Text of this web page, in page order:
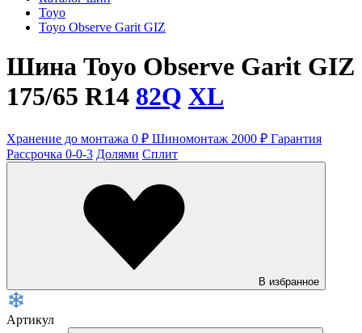
Toyo
Toyo Observe Garit GIZ
Шина Toyo Observe Garit GIZ
175/65 R14 82Q XL
Хранение до монтажа 0 ₽ Шиномонтаж 2000 ₽ Гарантия
Рассрочка 0-0-3 Долями Сплит
В избранное
Артикул